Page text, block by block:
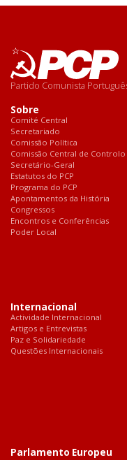
Sessão Plenária
Partido Comunista
Sobre
Comité Central
Secretariado
Comissão Política
Comissão Central de Controlo
Secretário-Geral
Estatutos do PCP
Programa do PCP
Apontamentos da História
Congressos
Encontros e Conferências
Poder Local
Internacional
Actividade Internacional
Artigos e Entrevistas
Paz e Solidariedade
Questões Internacionais
Parlamento Europeu